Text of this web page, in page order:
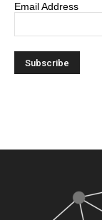
Email Address